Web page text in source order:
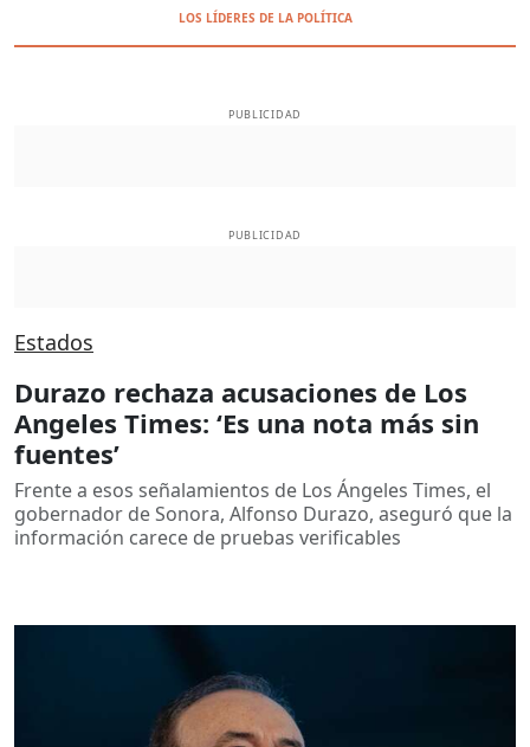
LOS LÍDERES DE LA POLÍTICA
PUBLICIDAD
PUBLICIDAD
Estados
Durazo rechaza acusaciones de Los
Angeles Times: ‘Es una nota más sin
fuentes’
Frente a esos señalamientos de Los Ángeles Times, el
gobernador de Sonora, Alfonso Durazo, aseguró que la
información carece de pruebas verificables